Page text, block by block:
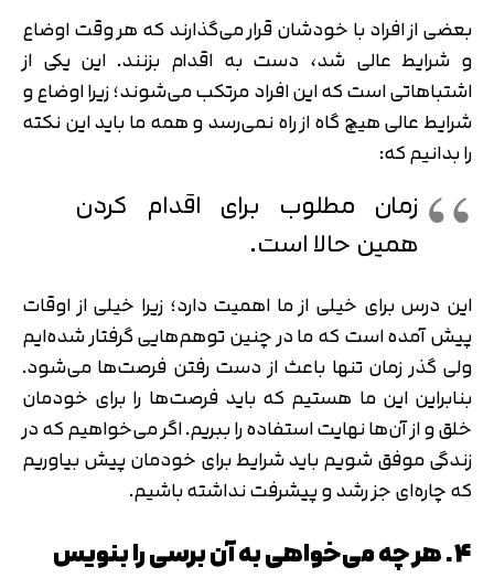
بعضی از افراد با خودشان قرار می‌گذارند که هر وقت اوضاع
و شرایط عالی شد، دست به اقدام بزنند. این یکی از
اشتباهاتی است که این افراد مرتکب می‌شوند؛ زیرا اوضاع و
شرایط عالی هیچ گاه از راه نمی‌رسد و همه ما باید این نکته
را بدانیم که:
زمان مطلوب برای اقدام کردن
همین حالا است.
این درس برای خیلی از ما اهمیت دارد؛ زیرا خیلی از اوقات
پیش آمده است که ما در چنین توهم‌هایی گرفتار شده‌ایم
ولی گذر زمان تنها باعث از دست رفتن فرصت‌ها می‌شود.
بنابراین این ما هستیم که باید فرصت‌ها را برای خودمان
خلق و از آن‌ها نهایت استفاده را ببریم. اگر می‌خواهیم که در
زندگی موفق شویم باید شرایط برای خودمان پیش بیاوریم
که چاره‌ای جز رشد و پیشرفت نداشته باشیم.
4. هر چه می‌خواهی به آن برسی را بنویس